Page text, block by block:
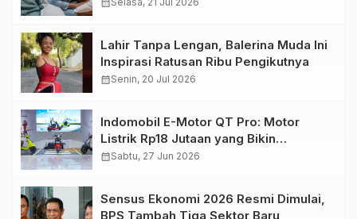
Lahir Tanpa Lengan, Balerina Muda Ini
Inspirasi Ratusan Ribu Pengikutnya
calendar_monthSenin, 20 Jul 2026
Indomobil E-Motor QT Pro: Motor
Listrik Rp18 Jutaan yang Bikin
Penasaran
calendar_monthSabtu, 27 Jun 2026
Sensus Ekonomi 2026 Resmi Dimulai,
BPS Tambah Tiga Sektor Baru